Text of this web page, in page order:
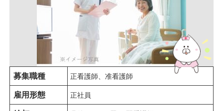
募集職種 正看護師、准看護師
雇用形態 正社員